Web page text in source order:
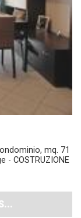
mq. 71
- COSTRUZIONE